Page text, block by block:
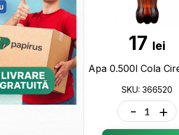
17 lei
SKU: 366520
- +